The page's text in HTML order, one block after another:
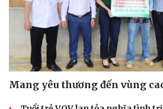
Mang yêu thương đến vùng